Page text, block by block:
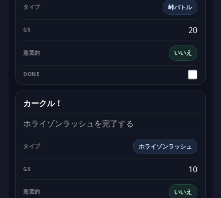
峠バトル
いいえ
20
カークル！
ホライゾンラッシュを完了する
ホライゾンラッシュ
いいえ
10